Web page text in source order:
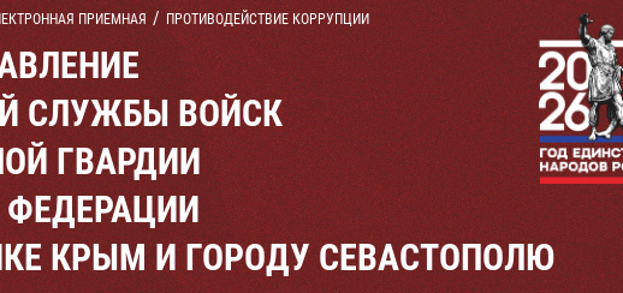
ПРИЕМНАЯ ПРОТИВОДЕЙСТВИЕ КОРРУПЦИИ
СЛУЖБЫ ВОЙСК
ГВАРДИИ
КРЫМ И ГОРОДУ СЕВАСТОПОЛЮ